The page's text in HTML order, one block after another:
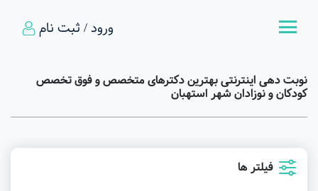
ورود / ثبت نام
نوبت دهی اینترنتی بهترین دکترهای متخصص و فوق تخصص
کودکان و نوزادان شهر استهبان
فیلتر ها